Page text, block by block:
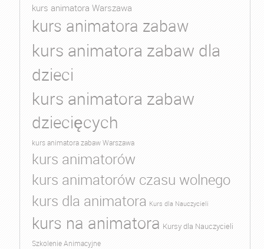
kurs animatora Warszawa
kurs animatora zabaw
kurs animatora zabaw dla
dzieci
kurs animatora zabaw
dziecięcych
kurs animatora zabaw Warszawa
kurs animatorów
kurs animatorów czasu wolnego
kurs dla animatora Kurs dla Nauczycieli
kurs na animatora Kursy dla Nauczycieli
Szkolenie Animacyjne